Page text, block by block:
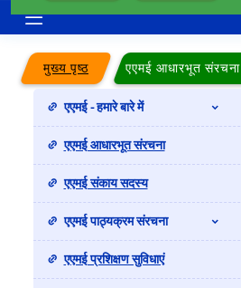
मुख्य पृष्ठ एएमई आधारभूत संरचना
एएमई - हमारे बारे में
एएमई आधारभूत संरचना
एएमई संकाय सदस्य
एएमई पाठ्यक्रम संरचना
एएमई प्रशिक्षण सुविधाएं